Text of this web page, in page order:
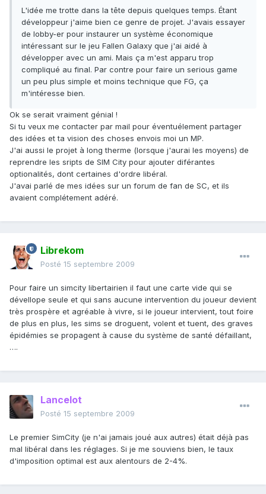
L'idée me trotte dans la tête depuis quelques temps. Étant
développeur j'aime bien ce genre de projet. J'avais essayer
de lobby-er pour instaurer un système économique
intéressant sur le jeu Fallen Galaxy que j'ai aidé à
développer avec un ami. Mais ça m'est apparu trop
compliqué au final. Par contre pour faire un serious game
un peu plus simple et moins technique que FG, ça
m'intéresse bien.
Ok se serait vraiment génial !
Si tu veux me contacter par mail pour éventuélement partager
des idées et ta vision des choses envois moi un MP.
J'ai aussi le projet à long therme (lorsque j'aurai les moyens) de
reprendre les sripts de SIM City pour ajouter diférantes
optionalités, dont certaines d'ordre libéral.
J'avai parlé de mes idées sur un forum de fan de SC, et ils
avaient complétement adéré.
Librekom
Posté 15 septembre 2009
Pour faire un simcity libertairien il faut une carte vide qui se
dévellope seule et qui sans aucune intervention du joueur devient
très prospère et agréable à vivre, si le joueur intervient, tout foire
de plus en plus, les sims se droguent, volent et tuent, des graves
épidémies se propagent à cause du système de santé défaillant,
….
Lancelot
Posté 15 septembre 2009
Le premier SimCity (je n'ai jamais joué aux autres) était déjà pas
mal libéral dans les réglages. Si je me souviens bien, le taux
d'imposition optimal est aux alentours de 2-4%.